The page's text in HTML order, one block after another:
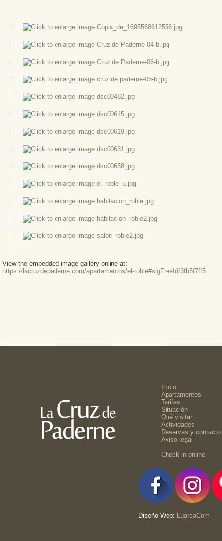
View the embedded image gallery online at:
https://lacruzdepaderne.com/apartamentos/el-roble#sigFreeIdf3fb5f7ff5
Inicio
Apartamentos
Tarifas
Situación
Qué visitar
Actividades
Reservas y contacto
Aviso legal
Check-in online
Diseño Web: LuarcaCom